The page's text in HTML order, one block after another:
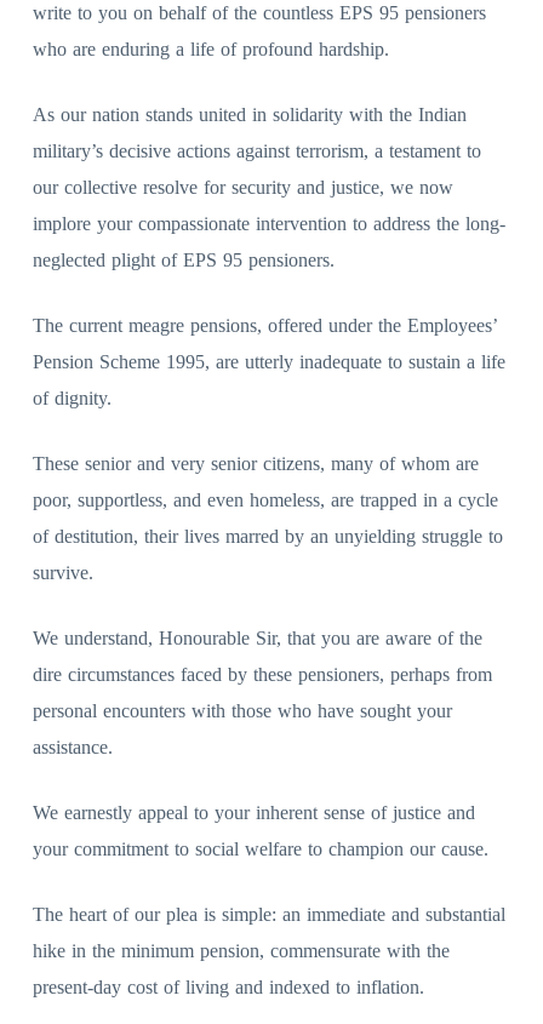
write to you on behalf of the countless EPS 95 pensioners
who are enduring a life of profound hardship.
As our nation stands united in solidarity with the Indian
military’s decisive actions against terrorism, a testament to
our collective resolve for security and justice, we now
implore your compassionate intervention to address the long-
neglected plight of EPS 95 pensioners.
The current meagre pensions, offered under the Employees’
Pension Scheme 1995, are utterly inadequate to sustain a life
of dignity.
These senior and very senior citizens, many of whom are
poor, supportless, and even homeless, are trapped in a cycle
of destitution, their lives marred by an unyielding struggle to
survive.
We understand, Honourable Sir, that you are aware of the
dire circumstances faced by these pensioners, perhaps from
personal encounters with those who have sought your
assistance.
We earnestly appeal to your inherent sense of justice and
your commitment to social welfare to champion our cause.
The heart of our plea is simple: an immediate and substantial
hike in the minimum pension, commensurate with the
present-day cost of living and indexed to inflation.